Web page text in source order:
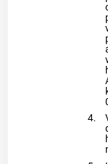
4.